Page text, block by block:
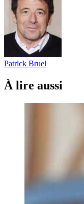
Patrick Bruel
À lire aussi